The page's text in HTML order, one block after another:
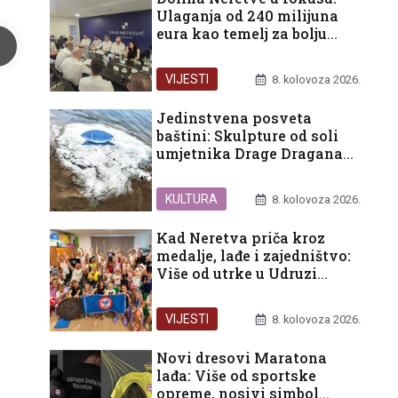
Ulaganja od 240 milijuna
eura kao temelj za bolju
VIJESTI 8. kolovoza 2026.
Jedinstvena posveta
baštini: Skulpture od soli
umjetnika Drage Dragana
KULTURA 8. kolovoza 2026.
Kad Neretva priča kroz
medalje, lađe i zajedništvo:
Više od utrke u Udruzi
VIJESTI 8. kolovoza 2026.
Novi dresovi Maratona
lađa: Više od sportske
opreme, nosivi simbol